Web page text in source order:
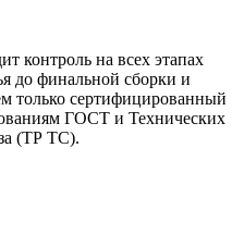
контроль на всех этапах
до финальной сборки и
только сертифицированный
ГОСТ и Технических
(ТР ТС).